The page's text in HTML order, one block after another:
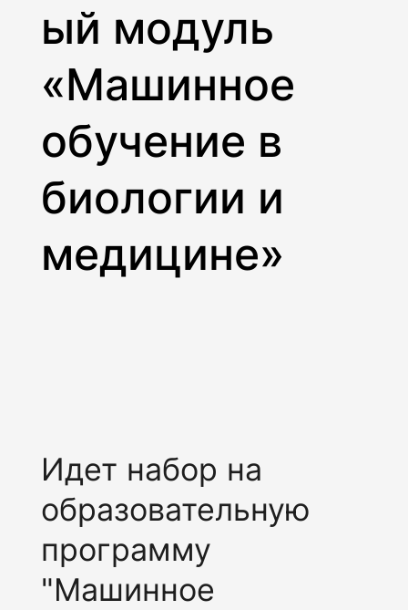
ый модуль
«Машинное
обучение в
биологии и
медицине»
Идет набор на
образовательную
программу
"Машинное